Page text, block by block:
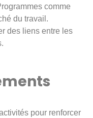
comme
du travail.
des liens entre les
pour renforcer